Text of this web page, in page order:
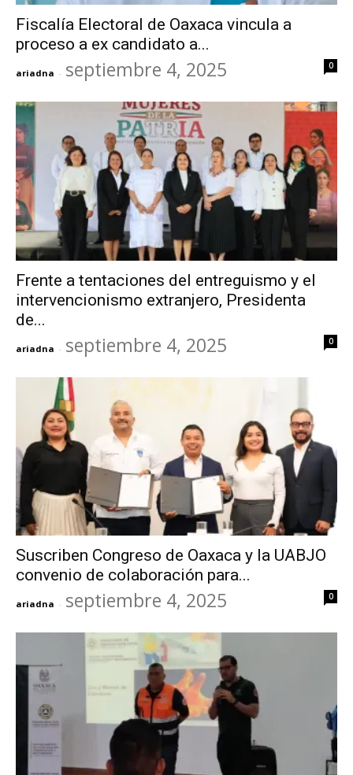
Fiscalía Electoral de Oaxaca vincula a
proceso a ex candidato a...
ariadna - septiembre 4, 2025 0
Frente a tentaciones del entreguismo y el
intervencionismo extranjero, Presidenta
de...
ariadna - septiembre 4, 2025 0
Suscriben Congreso de Oaxaca y la UABJO
convenio de colaboración para...
ariadna - septiembre 4, 2025 0